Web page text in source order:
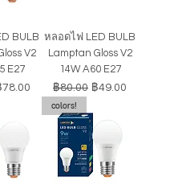
BULB
V2
E27
าคาขายลด
78.00
หลอดไฟ LED BULB
Lamptan Gloss V2
14W A60 E27
ราคาปกติ
฿80.00 ราคาขายลด
฿49.00
colors!